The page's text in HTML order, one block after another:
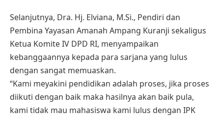
Selanjutnya, Dra. Hj. Elviana, M.Si., Pendiri dan
Pembina Yayasan Amanah Ampang Kuranji sekaligus
Ketua Komite IV DPD RI, menyampaikan
kebanggaannya kepada para sarjana yang lulus
dengan sangat memuaskan.
“Kami meyakini pendidikan adalah proses, jika proses
diikuti dengan baik maka hasilnya akan baik pula,
kami tidak mau mahasiswa kami lulus dengan IPK